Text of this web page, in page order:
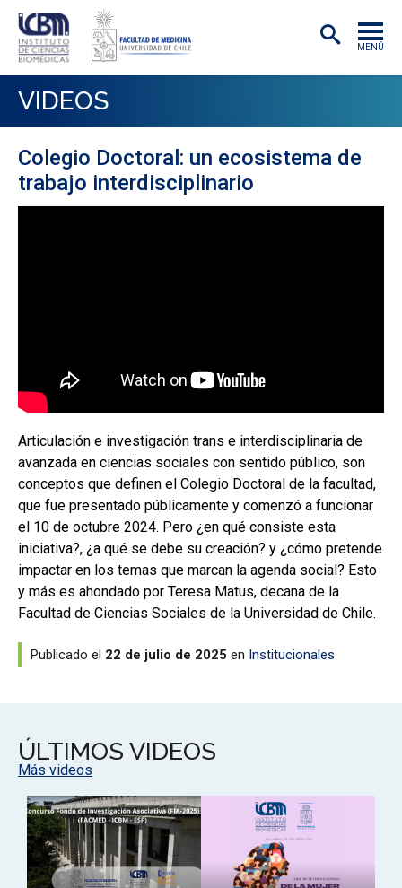
MENÚ
ACADÉMICAS/OS
INVESTIGACIÓN
PREGRADO
VIDEOS
Colegio Doctoral: un ecosistema de
trabajo interdisciplinario
Articulación e investigación trans e interdisciplinaria de
avanzada en ciencias sociales con sentido público, son
conceptos que definen el Colegio Doctoral de la facultad,
que fue presentado públicamente y comenzó a funcionar
el 10 de octubre 2024. Pero ¿en qué consiste esta
iniciativa?, ¿a qué se debe su creación? y ¿cómo pretende
impactar en los temas que marcan la agenda social? Esto
y más es ahondado por Teresa Matus, decana de la
Facultad de Ciencias Sociales de la Universidad de Chile.
Publicado el 22 de julio de 2025 en Institucionales
ÚLTIMOS VIDEOS
Más videos